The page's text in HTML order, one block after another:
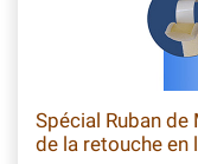
Spécial Ruban
de la retouche en